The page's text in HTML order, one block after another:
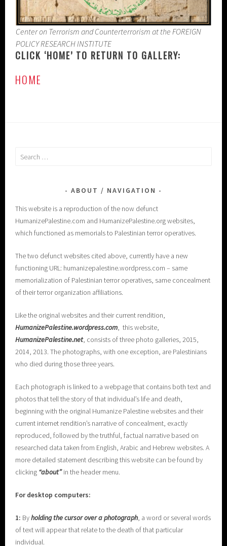
Center on Terrorism and Counterterrorism at the FOREIGN
POLICY RESEARCH INSTITUTE
CLICK ‘HOME’ TO RETURN TO GALLERY:
HOME
Search
ABOUT / NAVIGATION
This website is a reproduction of the now defunct
HumanizePalestine.com and HumanizePalestine.org websites,
which functioned as memorials to Palestinian terror operatives.
The two defunct websites cited above, currently have a new
functioning URL: humanizepalestine.wordpress.com – same
memorialization of Palestinian terror operatives, same concealment
of their terror organization affiliations.
Like the original websites and their current rendition,
HumanizePalestine.wordpress.com, this website,
HumanizePalestine.net, consists of three photo galleries, 2015,
2014, 2013. The photographs, with one exception, are Palestinians
who died during those three years.
Each photograph is linked to a webpage that contains both text and
photos that tell the story of that individual’s life and death,
beginning with the original Humanize Palestine websites and their
current internet rendition’s narrative of concealment, exactly
reproduced, followed by the truthful, factual narrative based on
researched data taken from English, Arabic and Hebrew websites. A
more detailed statement describing this website can be found by
clicking “about”in the header menu.
For desktop computers:
1: Byholding the cursor over a photograph, a word or several words
of text will appear that relate to the death of that particular
individual.